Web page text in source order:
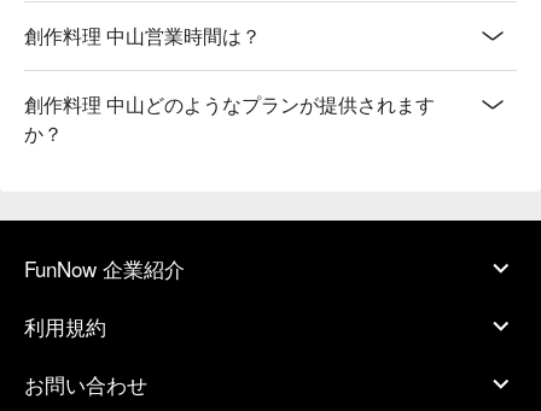
創作料理 中山営業時間は？
創作料理 中山どのようなプランが提供されます
か？
FunNow 企業紹介
利用規約
お問い合わせ